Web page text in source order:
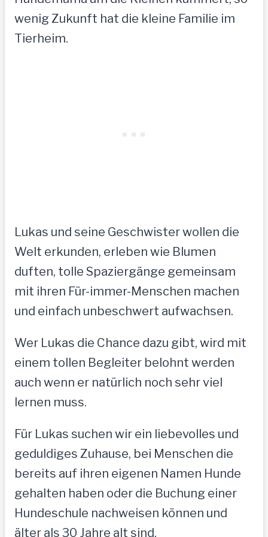
wenig Zukunft hat die kleine Familie im
Tierheim.
Lukas und seine Geschwister wollen die
Welt erkunden, erleben wie Blumen
duften, tolle Spaziergänge gemeinsam
mit ihren Für-immer-Menschen machen
und einfach unbeschwert aufwachsen.
Wer Lukas die Chance dazu gibt, wird mit
einem tollen Begleiter belohnt werden
auch wenn er natürlich noch sehr viel
lernen muss.
Für Lukas suchen wir ein liebevolles und
geduldiges Zuhause, bei Menschen die
bereits auf ihren eigenen Namen Hunde
gehalten haben oder die Buchung einer
Hundeschule nachweisen können und
älter als 30 Jahre alt sind.